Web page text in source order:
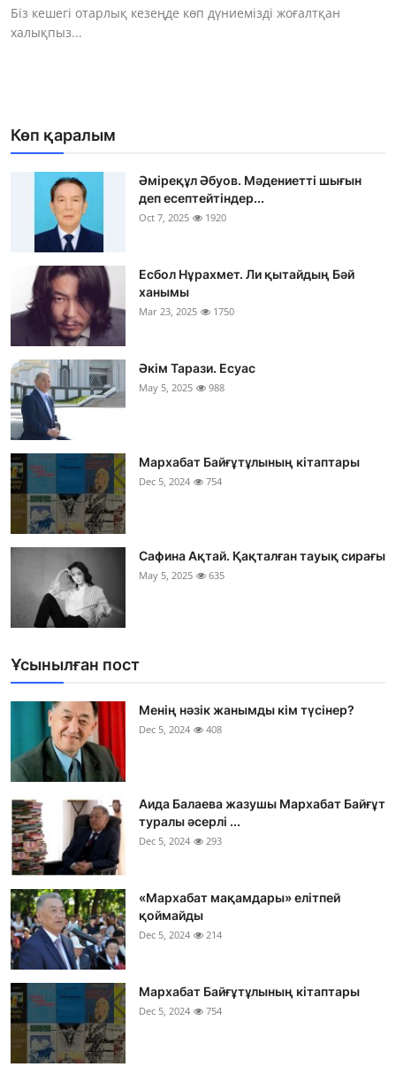
Біз кешегі отарлық кезеңде көп дүниемізді жоғалтқан
халықпыз...
Көп қаралым
Әміреқұл Әбуов. Мәдениетті шығын
деп есептейтіндер...
Oct 7, 2025 1920
Есбол Нұрахмет. Ли қытайдың Бәй
ханымы
Mar 23, 2025 1750
Әкім Тарази. Есуас
May 5, 2025 988
Мархабат Байғұтұлының кітаптары
Dec 5, 2024 754
Сафина Ақтай. Қақталған тауық сирағы
May 5, 2025 635
Ұсынылған пост
Менің нәзік жанымды кім түсінер?
Dec 5, 2024 408
Аида Балаева жазушы Мархабат Байғұт
туралы әсерлі ...
Dec 5, 2024 293
«Мархабат мақамдары» елітпей
қоймайды
Dec 5, 2024 214
Мархабат Байғұтұлының кітаптары
Dec 5, 2024 754